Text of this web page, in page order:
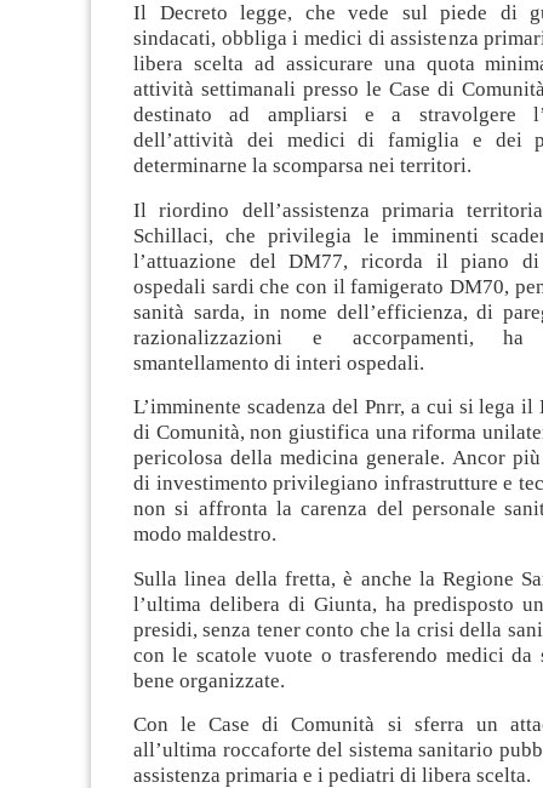
Il Decreto legge, che vede sul piede di
sindacati, obbliga i medici di assistenza
libera scelta ad assicurare una quota
attività settimanali presso le Case di
destinato ad ampliarsi e a stravolgere
dell’attività dei medici di famiglia e dei
determinarne la scomparsa nei territori.
Il riordino dell’assistenza primaria
Schillaci, che privilegia le imminenti
l’attuazione del DM77, ricorda il piano
ospedali sardi che con il famigerato DM70,
sanità sarda, in nome dell’efficienza, di
razionalizzazioni e accorpamenti,
smantellamento di interi ospedali.
L’imminente scadenza del Pnrr, a cui si lega il
di Comunità, non giustifica una riforma
pericolosa della medicina generale. Ancor
di investimento privilegiano infrastrutture e
non si affronta la carenza del personale
modo maldestro.
Sulla linea della fretta, è anche la Regione
l’ultima delibera di Giunta, ha predisposto
presidi, senza tener conto che la crisi della
con le scatole vuote o trasferendo medici da
bene organizzate.
Con le Case di Comunità si sferra un
all’ultima roccaforte del sistema sanitario
assistenza primaria e i pediatri di libera scelta.